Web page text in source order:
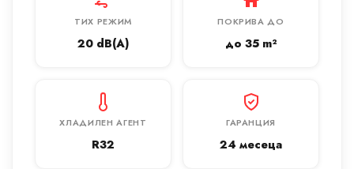
ТИХ РЕЖИМ
20 dB(A)
ПОКРИВА ДО
до 35 m²
ХЛАДИЛЕН АГЕНТ
R32
ГАРАНЦИЯ
24 месеца